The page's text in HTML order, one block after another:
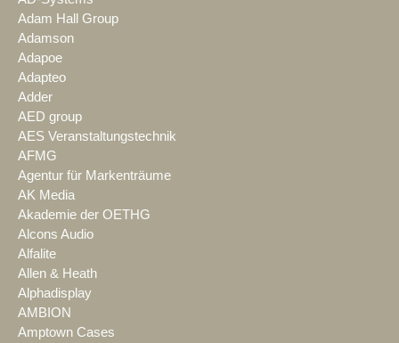
Adam Hall Group
Adamson
Adapoe
Adapteo
Adder
AED group
AES Veranstaltungstechnik
AFMG
Agentur für Markenträume
AK Media
Akademie der OETHG
Alcons Audio
Alfalite
Allen & Heath
Alphadisplay
AMBION
Amptown Cases